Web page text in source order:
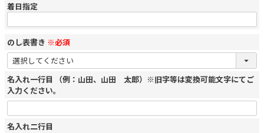
着日指定
のし表書き ※必須
名入れ一行目 （例：山田、山田 太郎）※旧字等は変換可能文字にてご
入力ください。
名入れ二行目